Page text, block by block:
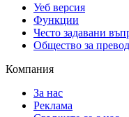
Уеб версия
Функции
Често задавани
Общество за
Компания
За нас
Реклама